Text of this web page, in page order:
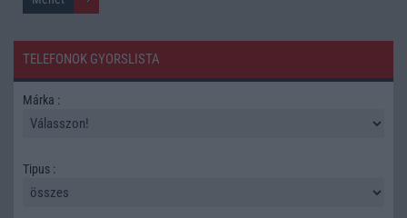
TELEFONOK GYORSLISTA
Márka :
Tipus :